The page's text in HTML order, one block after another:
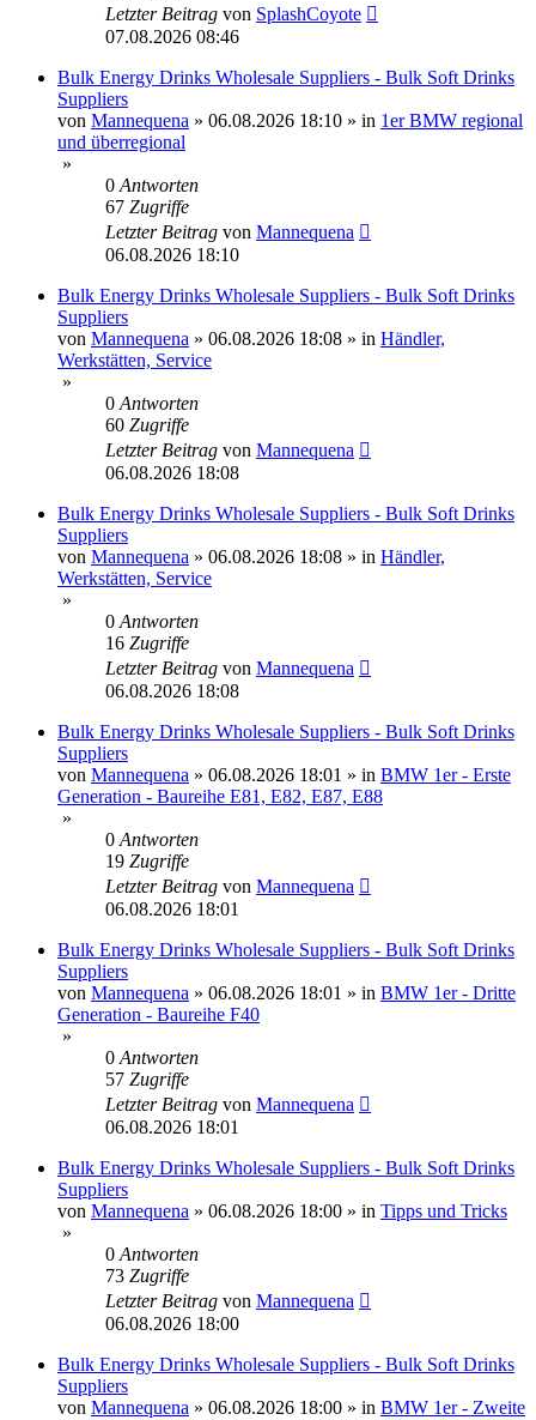
Letzter Beitrag von SplashCoyote
07.08.2026 08:46
Bulk Energy Drinks Wholesale Suppliers - Bulk Soft Drinks
Suppliers
von Mannequena » 06.08.2026 18:10 » in 1er BMW regional
und überregional
»
0 Antworten
67 Zugriffe
Letzter Beitrag von Mannequena
06.08.2026 18:10
Bulk Energy Drinks Wholesale Suppliers - Bulk Soft Drinks
Suppliers
von Mannequena » 06.08.2026 18:08 » in Händler,
Werkstätten, Service
»
0 Antworten
60 Zugriffe
Letzter Beitrag von Mannequena
06.08.2026 18:08
Bulk Energy Drinks Wholesale Suppliers - Bulk Soft Drinks
Suppliers
von Mannequena » 06.08.2026 18:08 » in Händler,
Werkstätten, Service
»
0 Antworten
16 Zugriffe
Letzter Beitrag von Mannequena
06.08.2026 18:08
Bulk Energy Drinks Wholesale Suppliers - Bulk Soft Drinks
Suppliers
von Mannequena » 06.08.2026 18:01 » in BMW 1er - Erste
Generation - Baureihe E81, E82, E87, E88
»
0 Antworten
19 Zugriffe
Letzter Beitrag von Mannequena
06.08.2026 18:01
Bulk Energy Drinks Wholesale Suppliers - Bulk Soft Drinks
Suppliers
von Mannequena » 06.08.2026 18:01 » in BMW 1er - Dritte
Generation - Baureihe F40
»
0 Antworten
57 Zugriffe
Letzter Beitrag von Mannequena
06.08.2026 18:01
Bulk Energy Drinks Wholesale Suppliers - Bulk Soft Drinks
Suppliers
von Mannequena » 06.08.2026 18:00 » in Tipps und Tricks
»
0 Antworten
73 Zugriffe
Letzter Beitrag von Mannequena
06.08.2026 18:00
Bulk Energy Drinks Wholesale Suppliers - Bulk Soft Drinks
Suppliers
von Mannequena » 06.08.2026 18:00 » in BMW 1er - Zweite